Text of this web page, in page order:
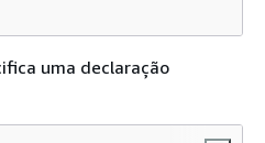
uma declaração